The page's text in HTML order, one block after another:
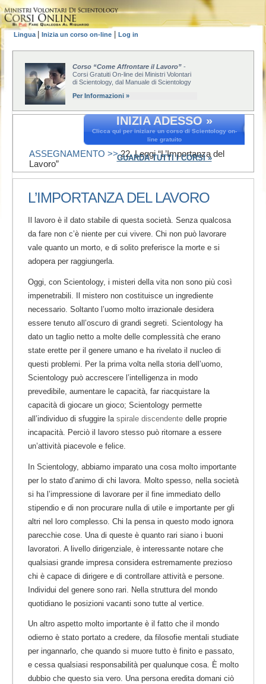
Lingua Inizia un corso on-line Log in
Corso “Come Affrontare il Lavoro” -
Corsi Gratuiti On-line dei Ministri Volontari
di Scientology, dal Manuale di Scientology
Per Informazioni »
INIZIA ADESSO »
Clicca qui per iniziare un corso di Scientology on-
line gratuito
GUARDA TUTTI I CORSI »
ASSEGNAMENTO >>22. Leggi “L’Importanza del
Lavoro”
L’IMPORTANZA DEL LAVORO
Il lavoro è il dato stabile di questa società. Senza qualcosa
da fare non c’è niente per cui vivere. Chi non può lavorare
vale quanto un morto, e di solito preferisce la morte e si
adopera per raggiungerla.
Oggi, con Scientology, i misteri della vita non sono più così
impenetrabili. Il mistero non costituisce un ingrediente
necessario. Soltanto l’uomo molto irrazionale desidera
essere tenuto all’oscuro di grandi segreti. Scientology ha
dato un taglio netto a molte delle complessità che erano
state erette per il genere umano e ha rivelato il nucleo di
questi problemi. Per la prima volta nella storia dell’uomo,
Scientology può accrescere l’intelligenza in modo
prevedibile, aumentare le capacità, far riacquistare la
capacità di giocare un gioco; Scientology permette
all’individuo di sfuggire la spirale discendente delle proprie
incapacità. Perciò il lavoro stesso può ritornare a essere
un’attività piacevole e felice.
In Scientology, abbiamo imparato una cosa molto importante
per lo stato d’animo di chi lavora. Molto spesso, nella società
si ha l’impressione di lavorare per il fine immediato dello
stipendio e di non procurare nulla di utile e importante per gli
altri nel loro complesso. Chi la pensa in questo modo ignora
parecchie cose. Una di queste è quanto rari siano i buoni
lavoratori. A livello dirigenziale, è interessante notare che
qualsiasi grande impresa considera estremamente prezioso
chi è capace di dirigere e di controllare attività e persone.
Individui del genere sono rari. Nella struttura del mondo
quotidiano le posizioni vacanti sono tutte al vertice.
Un altro aspetto molto importante è il fatto che il mondo
odierno è stato portato a credere, da filosofie mentali studiate
per ingannarlo, che quando si muore tutto è finito e passato,
e cessa qualsiasi responsabilità per qualunque cosa. È molto
dubbio che questo sia vero. Una persona eredita domani ciò